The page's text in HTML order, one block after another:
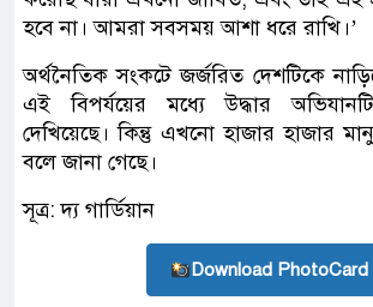
হবে না। আমরা সবসময় আশা ধরে রাখি।’
অর্থনৈতিক সংকটে জর্জরিত দেশটিকে
এই বিপর্যয়ের মধ্যে উদ্ধার
দেখিয়েছে। কিন্তু এখনো হাজার হাজার
বলে জানা গেছে।
সূত্র: দ্য গার্ডিয়ান
Download PhotoCard